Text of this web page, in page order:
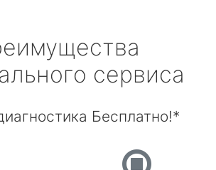
сервиса
Бесплатно!*